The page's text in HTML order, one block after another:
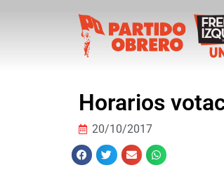
Horarios
20/10/2017